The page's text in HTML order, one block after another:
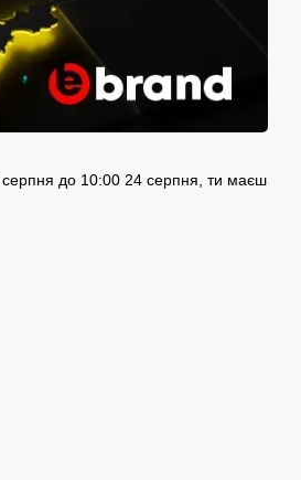
серпня до 10:00 24 серпня, ти маєш